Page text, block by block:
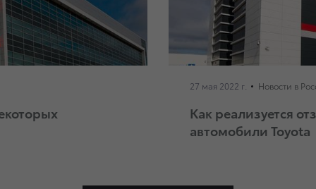
27 мая 2022 г. Новости в
Как реализуется
автомобили Toyota